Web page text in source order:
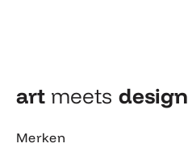
art meets design​
Merken